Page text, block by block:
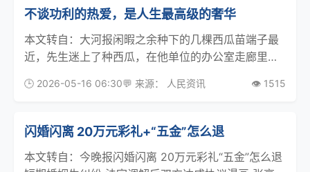
仇……最近
不谈功利的热爱，是人生最高级的奢华
本文转自：大河报闲暇之余种下的几棵西瓜苗端子最
近，先生迷上了种西瓜，在他单位的办公室走廊里。
场了，又是买有机肥，又是买防虫药，还专门给瓜苗
桶接雨水。
🕒 2026-05-16 06:30💬 来源： 人民资讯 👁️ 1515
闪婚闪离 20万元彩礼+“五金”怎么退
本文转自：今晚报闪婚闪离 20万元彩礼“五金”怎么退